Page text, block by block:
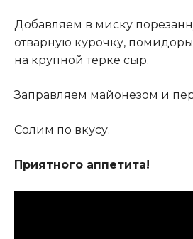
Добавляем в миску
отварную курочку,
на крупной терке сыр.
Заправляем майонезом и
Солим по вкусу.
Приятного аппетита!